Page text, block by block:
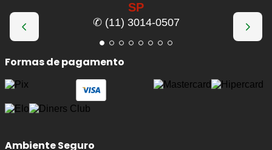
SP
✆ (11) 3014-0507
Formas de pagamento
Ambiente Seguro